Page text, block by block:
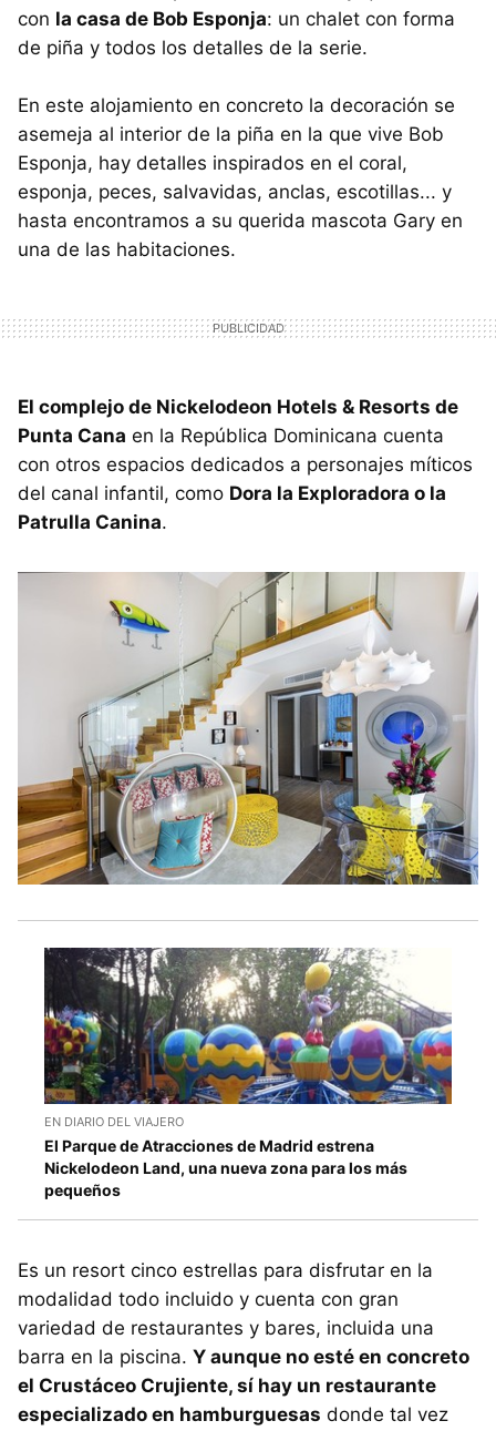
con la casa de Bob Esponja: un chalet con forma
de piña y todos los detalles de la serie.
En este alojamiento en concreto la decoración se
asemeja al interior de la piña en la que vive Bob
Esponja, hay detalles inspirados en el coral,
esponja, peces, salvavidas, anclas, escotillas... y
hasta encontramos a su querida mascota Gary en
una de las habitaciones.
El complejo de Nickelodeon Hotels & Resorts de
Punta Cana en la República Dominicana cuenta
con otros espacios dedicados a personajes míticos
del canal infantil, como Dora la Exploradora o la
Patrulla Canina.
EN DIARIO DEL VIAJERO
El Parque de Atracciones de Madrid estrena
Nickelodeon Land, una nueva zona para los más
pequeños
Es un resort cinco estrellas para disfrutar en la
modalidad todo incluido y cuenta con gran
variedad de restaurantes y bares, incluida una
barra en la piscina. Y aunque no esté en concreto
el Crustáceo Crujiente, sí hay un restaurante
especializado en hamburguesas donde tal vez